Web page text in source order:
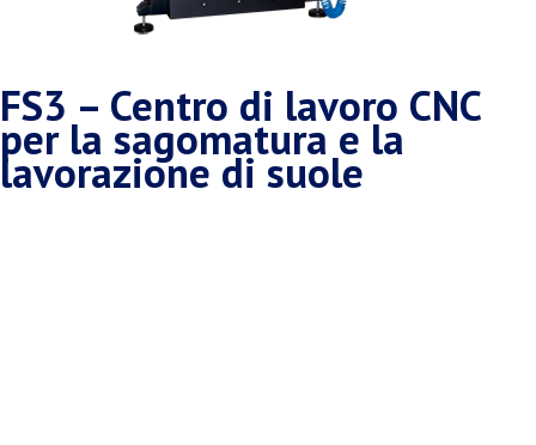
FS3 – Centro di lavoro CNC
per la sagomatura e la
lavorazione di suole